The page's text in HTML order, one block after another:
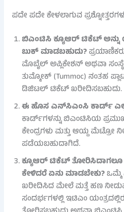
ಪದೇ ಪದೇ ಕೇಳಲಾಗುವ
ಬಿಎಂಟಿಸಿ ಕ್ಯೂಆರ್ ಟಿಕೆಟ್
ಬುಕ್ ಮಾಡಬಹುದು?
ಮೊಬೈಲ್ ಅಪ್ಲಿಕೇಶನ್ ಅಥವಾ
ತುಮ್ಮೋಕ್ (Tummoc) ನಂತಹ
ಡಿಜಿಟಲ್ ಟಿಕೆಟ್ ಖರೀದಿಸಬಹುದು.
ಈ ಹೊಸ ಎನ್‌ಸಿಎಂಸಿ ಕಾರ್ಡ್
ಕಾರ್ಡ್‌ಗಳನ್ನು ಬಿಎಂಟಿಸಿಯ
ಕೇಂದ್ರಗಳು ಮತ್ತು ಆಯ್ದ ಮೆಟ್ರೋ
ಪಡೆಯಬಹುದಾಗಿದೆ.
ಕ್ಯೂಆರ್ ಟಿಕೆಟ್
ಕೇಳಿದರೆ ಏನು ಮಾಡಬೇಕು?ಒಮ್ಮೆ
ಖರೀದಿಸಿದ ಮೇಲೆ ಮತ್ತೆ ಹಣ
ಸಂದರ್ಭಗಳಲ್ಲಿ ಇಟಿಎಂ